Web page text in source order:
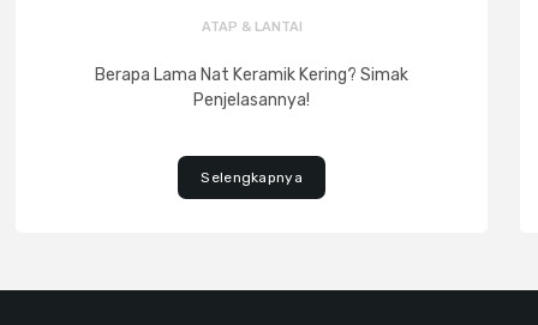
ATAP & LANTAI
Berapa Lama Nat Keramik Kering? Simak
Penjelasannya!
Selengkapnya